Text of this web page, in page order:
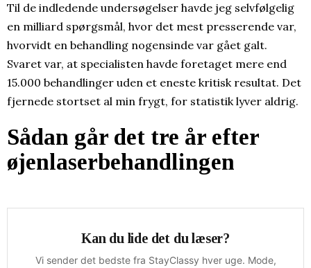
Til de indledende undersøgelser havde jeg selvfølgelig
en milliard spørgsmål, hvor det mest presserende var,
hvorvidt en behandling nogensinde var gået galt.
Svaret var, at specialisten havde foretaget mere end
15.000 behandlinger uden et eneste kritisk resultat. Det
fjernede stortset al min frygt, for statistik lyver aldrig.
Sådan går det tre år efter
øjenlaserbehandlingen
Kan du lide det du læser?
Vi sender det bedste fra StayClassy hver uge. Mode,